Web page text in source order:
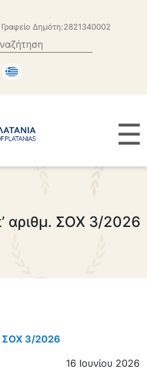
Γραφείο Δημότη:2821340002
☰
αριθμ. ΣΟΧ 3/2026
ΣΟΧ 3/2026
16 Ιουνίου 2026